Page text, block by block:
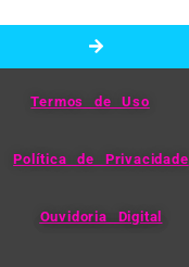
Termos de Uso
Política de Privacidade
Ouvidoria Digital